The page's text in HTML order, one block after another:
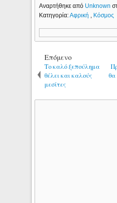
Αναρτήθηκε από Unknown
Κατηγορία:Αφρική , Κόσμος
Επόμενο
Το καλό ξεπούλημα
θέλει και καλούς
μεσίτες
θα